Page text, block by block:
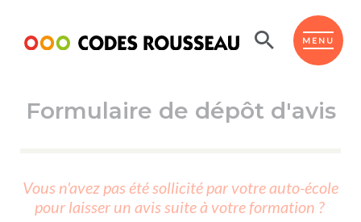
MENU
ESPACE ÉLÈVE
Code de la route
Passer l'ASSR
Réviser le code
Formulaire de dépôt d'avis
Vous n'avez pas été sollicité par votre auto-école
pour laisser un avis suite à votre formation ?